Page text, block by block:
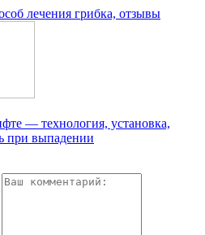
лечения грибка, отзывы
— технология, установка,
при выпадении